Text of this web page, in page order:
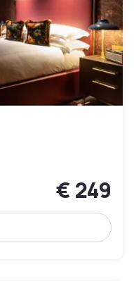
€ 249